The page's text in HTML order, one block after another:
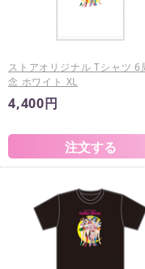
ストアオリジナル Tシャツ 6
念 ホワイト XL
4,400円